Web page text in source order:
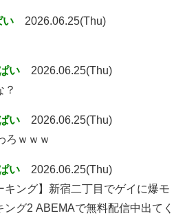
い
2026.06.25(Thu)
い
2026.06.25(Thu)
？
い
2026.06.25(Thu)
ろｗｗｗ
い
2026.06.25(Thu)
ング】新宿二丁目でゲイに爆モ
グ2 ABEMAで無料配信中出てく